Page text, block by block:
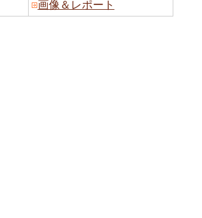
画像＆レポート